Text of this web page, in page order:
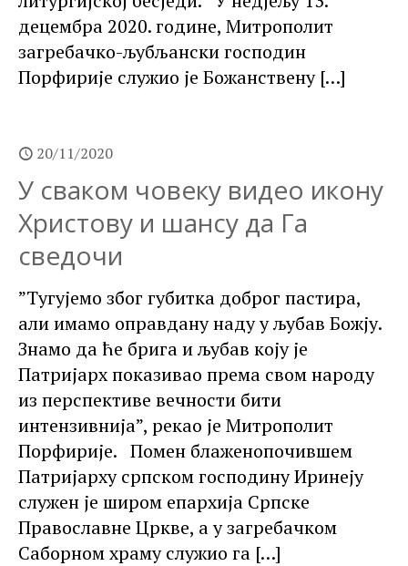
децембра 2020. године, Митрополит
загребачко-љубљански господин
Порфирије служио је Божанствену[…]
20/11/2020
У сваком човеку видео икону
Христову и шансу да Га
сведочи
”Тугујемо због губитка доброг пастира,
али имамо оправдану наду у љубав Божју.
Знамо да ће брига и љубав коју је
Патријарх показивао према свом народу
из перспективе вечности бити
интензивнија”, рекао је Митрополит
Порфирије. Помен блаженопочившем
Патријарху српском господину Иринеју
служен је широм епархија Српске
Православне Цркве, а у загребачком
Саборном храму служио га […]